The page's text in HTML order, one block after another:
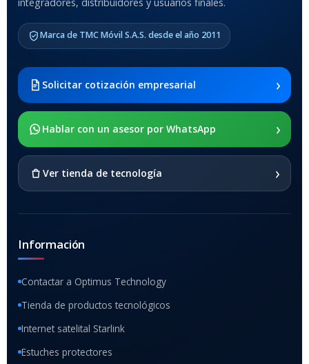
MODELO DE TABLETS
COMPATIBLES
2021 SM-x200 / Samsung
Galaxy Tab A8 10.5 2021 SM-
x205
SOPORTE DE APOYO
Marca de TMC Móvil S.A.S. desde el año 2011
Solicitar cotización empresarial ›
Hablar con un asesor por WhatsApp ›
Ver tienda de tecnología ›
Información
Contactar a Optimus Technology
Tienda de productos tecnológicos
Internet satelital Starlink
Estuches protectores